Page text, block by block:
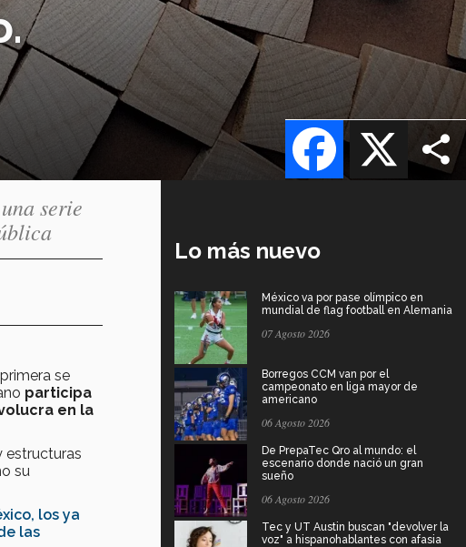
X
Facebook
serie
se
participa
en la
estructuras
su
los ya
las
Lo más nuevo
México va por pase olímpico en
mundial de flag football en Alemania
07 Agosto 2026
Borregos CCM van por el
campeonato en liga mayor de
americano
06 Agosto 2026
De PrepaTec Qro al mundo: el
escenario donde nació un gran
sueño
06 Agosto 2026
Tec y UT Austin buscan "devolver la
voz" a hispanohablantes con afasia